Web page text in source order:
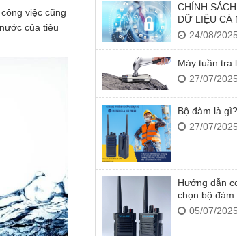
việc cũng
của tiêu
CHÍNH
DỮ LIỆU CÁ
24/08/2025
Máy tuần tra
27/07/2025
Bộ đàm là gì?
27/07/2025
Hướng dẫn
chọn bộ đàm
05/07/2025